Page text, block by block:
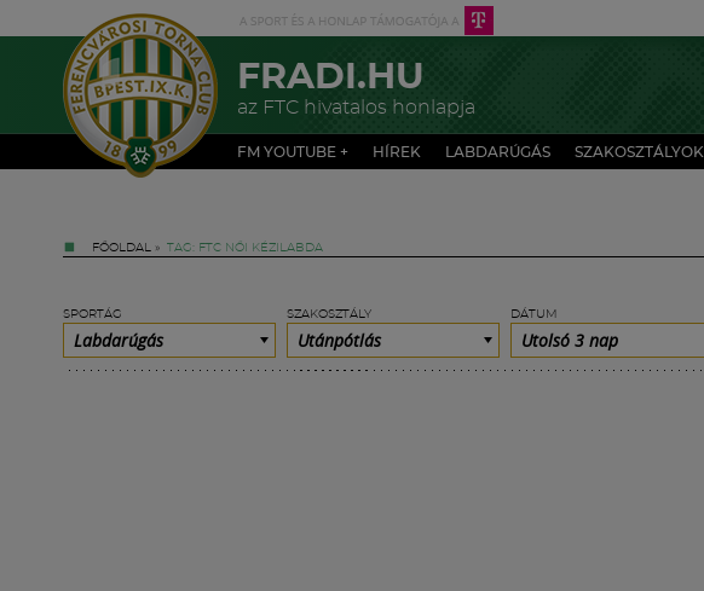
FRADI.HU
az FTC hivatalos honlapja
FM YOUTUBE + HÍREK LABDARÚGÁS SZAKOSZTÁLYOK
FŐOLDAL » TAG: FTC NŐI KÉZILABDA
SPORTÁG
Labdarúgás
SZAKOSZTÁLY
Utánpótlás
DÁTUM
Utolsó 3 nap